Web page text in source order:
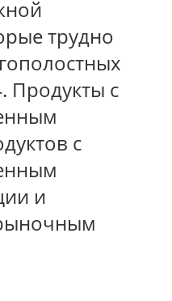
трудно
Продукты с
с
и